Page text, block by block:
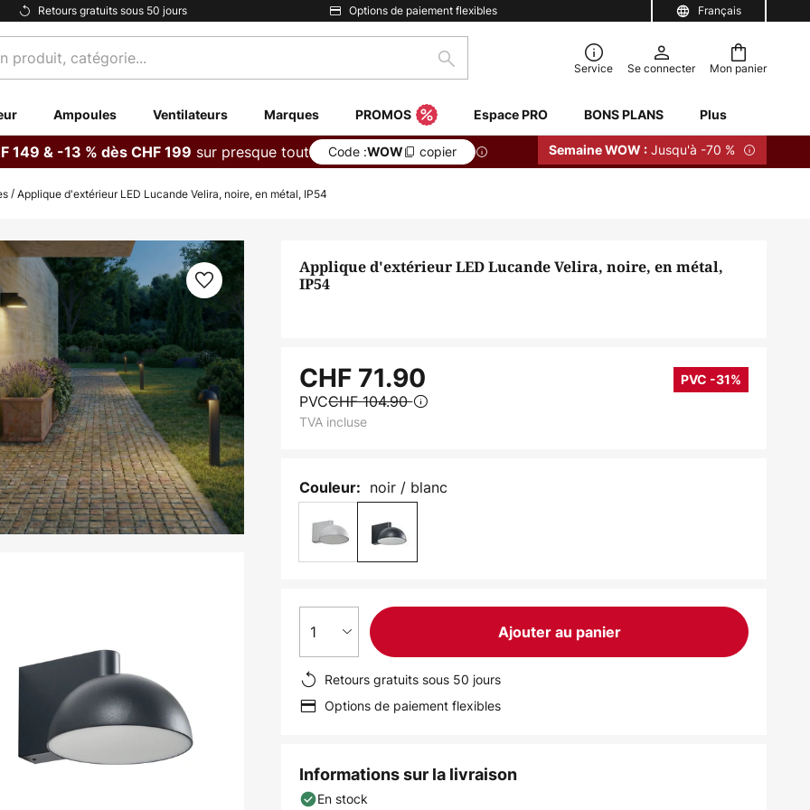
Français
Retours gratuits sous 50 jours Options de paiement flexibles
Mon panier
Rechercher Service Se connecter
Ampoules Ventilateurs Marques PROMOS Espace PRO BONS PLANS Plus
149 & -13 % dès CHF 199 sur presque tout Code :WOW copier Semaine WOW : Jusqu'à -70 %
Applique d'extérieur LED Lucande Velira, noire, en métal, IP54
Applique d'extérieur LED Lucande Velira, noire, en métal,
IP54
CHF 71.90 PVC -31%
PVCCHF 104.90
TVA incluse
Couleur: noir / blanc
1 Ajouter au panier
Retours gratuits sous 50 jours
Options de paiement flexibles
Informations sur la livraison
En stock